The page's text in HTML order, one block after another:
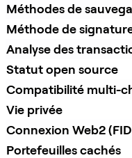
Méthodes de
Méthode de
Analyse des
Statut open source
Compatibilité multi-
Vie privée
Connexion Web2
Portefeuilles cachés